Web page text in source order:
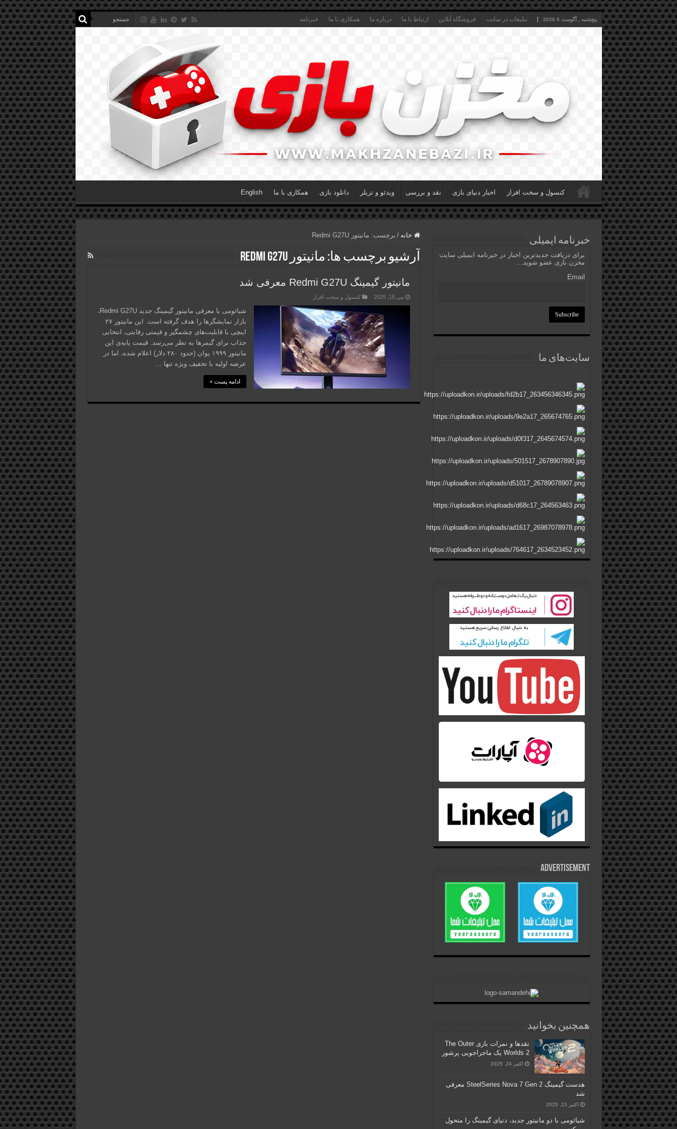
پنج‌شنبه , آگوست 6 2026 تبلیغات در سایت فروشگاه آنلاین ارتباط با ما درباره ما همکاری با ما خبرنامه
کنسول و سخت افزار اخبار دنیای بازی نقد و بررسی ویدئو و تریلر دانلود بازی همکاری با ما English
خانه / برچسب: مانیتور Redmi G27U
آرشیو برچسب ها: مانیتور Redmi G27U
مانیتور گیمینگ Redmi G27U معرفی شد
می 15, 2025 کنسول و سخت افزار
شیائومی با معرفی مانیتور گیمینگ جدید Redmi G27U،
بازار نمایشگرها را هدف گرفته است. این مانیتور ۲۷
اینچی با قابلیت‌های چشمگیر و قیمتی رقابتی، انتخابی
جذاب برای گیمرها به نظر می‌رسد. قیمت پایه‌ی این
مانیتور ۱۹۹۹ یوان (حدود ۲۸۰ دلار) اعلام شده، اما در
عرضه اولیه با تخفیف ویژه تنها …
ادامه پست »
خبرنامه ایمیلی
برای دریافت جدیدترین اخبار در خبرنامه ایمیلی سایت
مخزن بازی عضو شوید...
Email
سایت‌های ما
Advertisement
همچنین بخوانید
نقدها و نمرات بازی The Outer
Worlds 2 یک ماجراجویی پرشور
اکتبر 24, 2025
هدست گیمینگ SteelSeries Nova 7 Gen 2 معرفی
شد
اکتبر 15, 2025
شیائومی با دو مانیتور جدید، دنیای گیمینگ را متحول